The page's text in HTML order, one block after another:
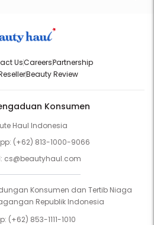
UsCareersPartnership
Beauty Review
Konsumen
Haul Indonesia
(+62) 813-1000-9066
cs@beautyhaul.com
Konsumen dan Tertib Niaga
Republik Indonesia
(+62) 853-1111-1010